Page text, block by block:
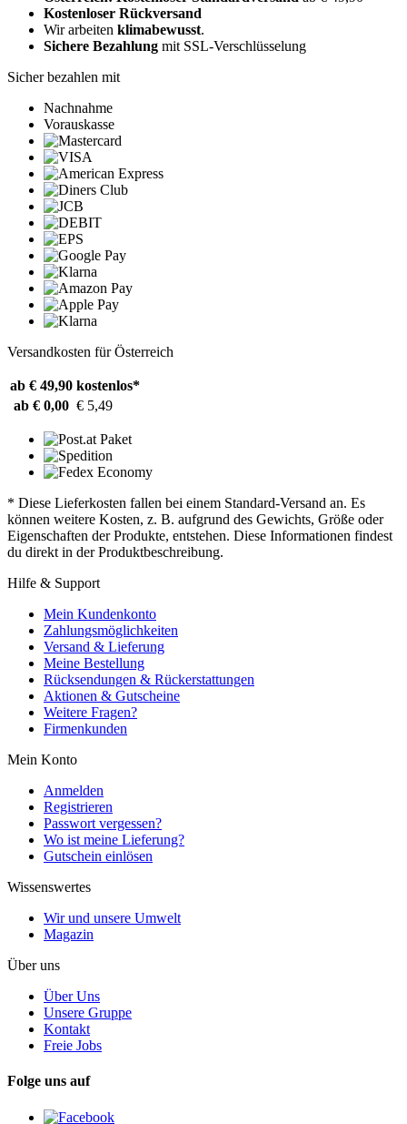
Kostenloser Rückversand
Wir arbeiten klimabewusst.
Sichere Bezahlung mit SSL-Verschlüsselung
Sicher bezahlen mit
Nachnahme
Vorauskasse
Versandkosten für Österreich
ab € 49,90 kostenlos*
ab € 0,00 € 5,49
* Diese Lieferkosten fallen bei einem Standard-Versand an. Es
können weitere Kosten, z. B. aufgrund des Gewichts, Größe oder
Eigenschaften der Produkte, entstehen. Diese Informationen findest
du direkt in der Produktbeschreibung.
Hilfe & Support
Mein Kundenkonto
Zahlungsmöglichkeiten
Versand & Lieferung
Meine Bestellung
Rücksendungen & Rückerstattungen
Aktionen & Gutscheine
Weitere Fragen?
Firmenkunden
Mein Konto
Anmelden
Registrieren
Passwort vergessen?
Wo ist meine Lieferung?
Gutschein einlösen
Wissenswertes
Wir und unsere Umwelt
Magazin
Über uns
Über Uns
Unsere Gruppe
Kontakt
Freie Jobs
Folge uns auf